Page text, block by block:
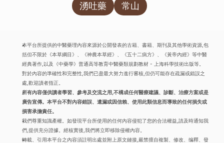
湧吐藥 常山
本平台所提供的中醫藥理內容來源於公開發表的古籍、書籍、期刊及其他學術資源,包
括但不限於《本草綱目》、《神農本草經》、《五十二病方》、《黃帝內經》等中醫
經典著作,以及《中藥學》普通高等教育中醫藥類規劃教材 - 上海科學技術出版等。
對於內容的準確性和完整性,我們已盡最大努力進行審核,但仍可能存在疏漏或錯誤之
處,歡迎讀者指正。
所有內容僅供讀者學習、參考及交流之用,不構成任何醫療建議、診斷、治療方案或是
廣告宣傳。本平台不對內容錯誤、遺漏或因信賴、使用此類信息而導致的任何損失或
損害承擔責任。
我們尊重知識產權。如發現平台所使用的任何內容侵犯了您的合法權益,請及時通知我
們,提供充分證據。經核實後,我們將立即移除侵權內容。
轉載、引用本平台之內容須註明出處並附上原文鏈接,嚴禁擅自複製、修改、编釋、發